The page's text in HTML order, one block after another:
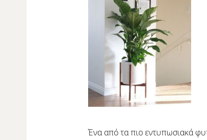
Ένα από τα πιο εντυπωσιακά